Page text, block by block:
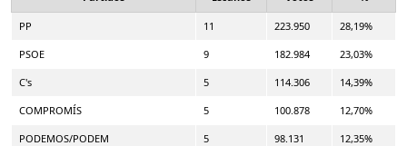
PP 11 223.950 28,19%
PSOE 9 182.984 23,03%
C's 5 114.306 14,39%
COMPROMÍS 5 100.878 12,70%
PODEMOS/PODEM 5 98.131 12,35%